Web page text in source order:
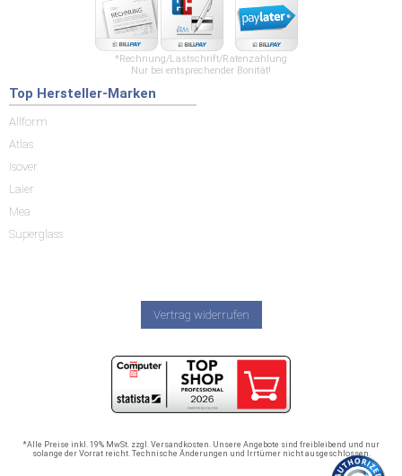
*Rechnung/Lastschrift/Ratenzahlung
Nur bei entsprechender Bonität!
Top Hersteller-Marken
Allform
Atlas
Isover
Laier
Mea
Superglass
Vertrag widerrufen
*Alle Preise inkl. 19% MwSt. zzgl. Versandkosten. Unsere Angebote sind freibleibend und nur
solange der Vorrat reicht. Technische Änderungen und Irrtümer nicht ausgeschlossen.